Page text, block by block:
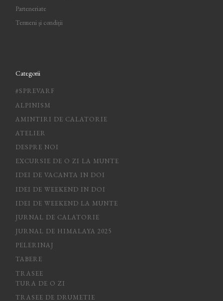
Parteneriate
Termeni și condiții
Categorii
#SPREVARF
ALPINISM
AMINTIRI DE CALATORIE
ATELIER
DESPRE NOI
EXCURSIE DE O ZI LA MUNTE
IDEI DE VACANTA IN DOI
IDEI DE WEEKEND IN DOI
IDEI DE WEEKEND LA MUNTE
JURNAL DE CALATORIE
JURNAL DE HIMALAYA 2025
PELERINAJ
TABERE
TRASEE
TURA DE O ZI
TRASEE DE DRUMETIE